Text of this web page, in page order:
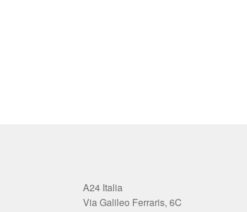
A24 Italia
Via Galileo Ferraris, 6C